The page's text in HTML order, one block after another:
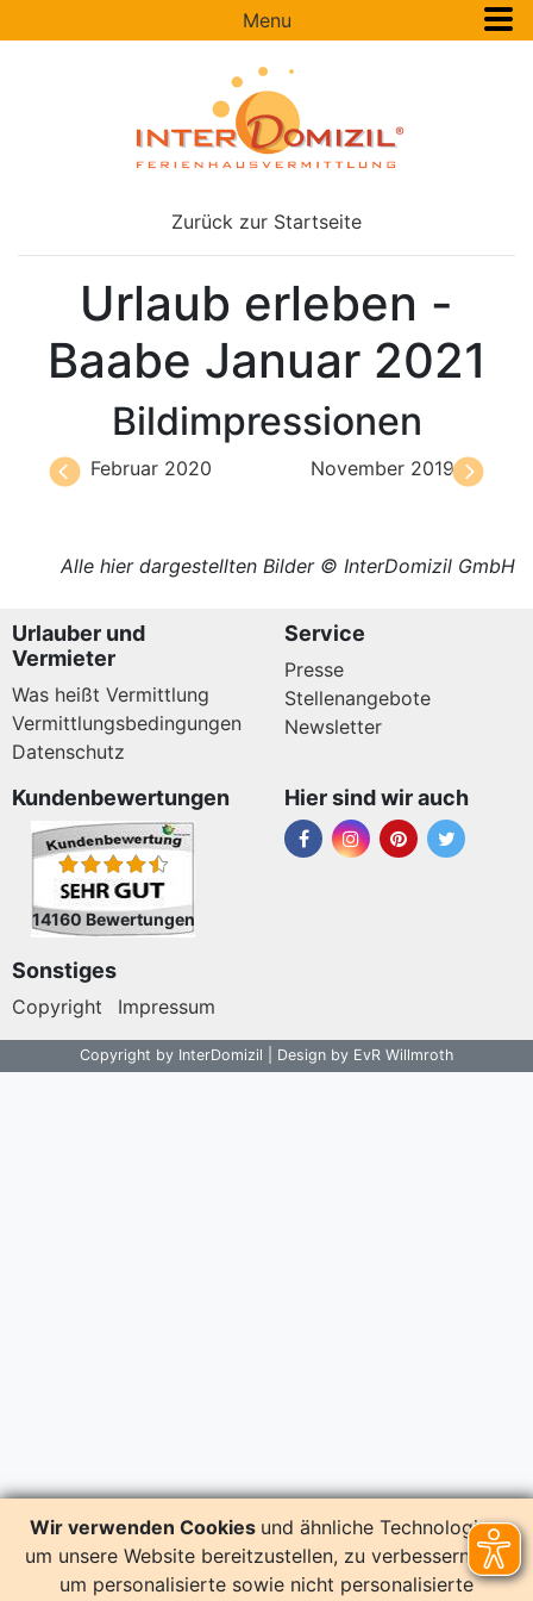
Menu
Zurück zur Startseite
Urlaub erleben -
Baabe Januar 2021
Bildimpressionen
Februar 2020 November 2019
Alle hier dargestellten Bilder © InterDomizil GmbH
Urlauber und
Vermieter
Was heißt Vermittlung
Vermittlungsbedingungen
Datenschutz
Service
Presse
Stellenangebote
Newsletter
Kundenbewertungen
14160 Bewertungen
Hier sind wir auch
Sonstiges
Copyright Impressum
Copyright by InterDomizil | Design by EvR Willmroth
Wir verwenden Cookies und ähnliche Technologien,
um unsere Website bereitzustellen, zu verbessern und
um personalisierte sowie nicht personalisierte